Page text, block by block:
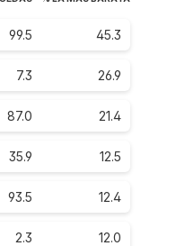
99.5 45.3
7.3 26.9
87.0 21.4
35.9 12.5
93.5 12.4
2.3 12.0